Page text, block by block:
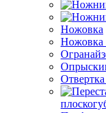
Ножовка
Ножовка